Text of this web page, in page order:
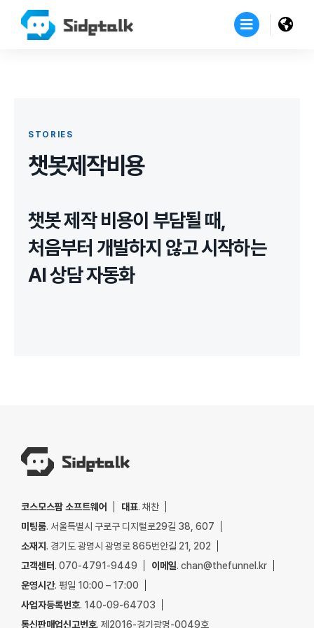
STORIES
챗봇제작비용
챗봇 제작 비용이 부담될 때,
처음부터 개발하지 않고 시작하는
AI 상담 자동화
코스모스팜 소프트웨어 대표. 채찬
미팅룸. 서울특별시 구로구 디지털로29길 38, 607
소재지. 경기도 광명시 광명로 865번안길 21, 202
고객센터. 070-4791-9449 이메일. chan@thefunnel.kr
운영시간. 평일 10:00 – 17:00
사업자등록번호. 140-09-64703
통신판매업신고번호. 제2016-경기광명-0049호